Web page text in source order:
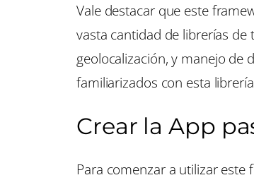
Vale destacar que este
vasta cantidad de librerías
geolocalización, y manejo de
familiarizados con esta
Crear la App
Para comenzar a utilizar